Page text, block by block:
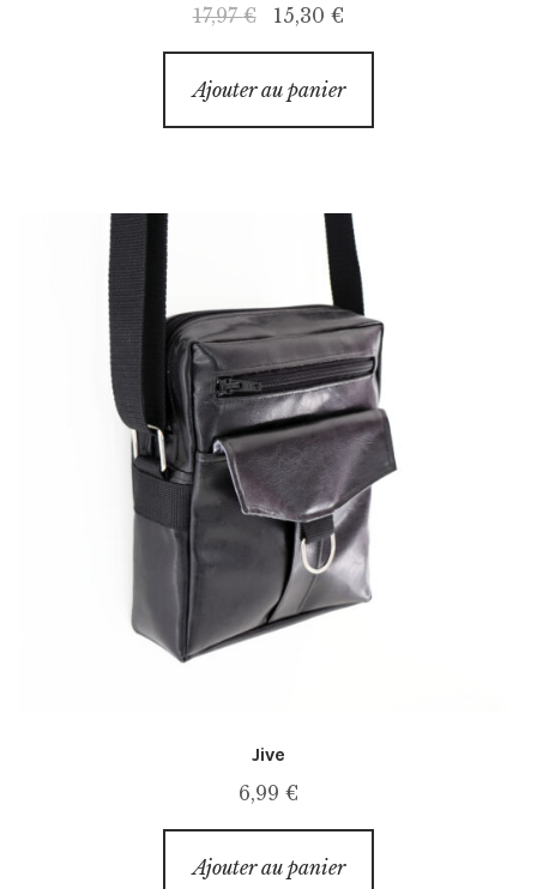
17,97€
Le
prix
initial
15,30€
prix
actuel
Ajouter au panier
Jive
6,99 €
Ajouter au panier